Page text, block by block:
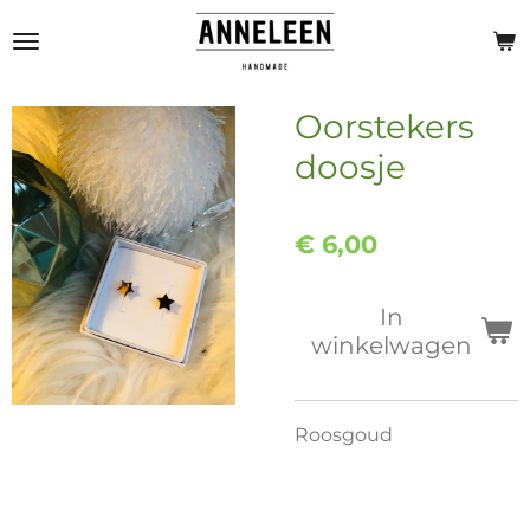
direct
de
hoofdinhoud
Oorstekers
doosje
€ 6,00
In
winkelwagen
Roosgoud